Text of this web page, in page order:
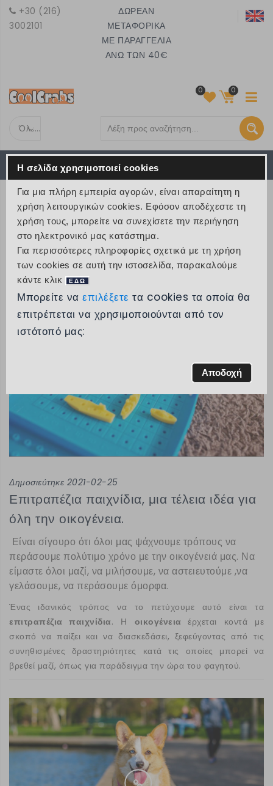
+30 (216)
3002101
ΔΩΡΕΑΝ
ΜΕΤΑΦΟΡΙΚΑ
ΜΕ ΠΑΡΑΓΓΕΛΙΑ
ΑΝΩ ΤΩΝ 40€
Όλες τις κατηγορίες
0 0
€ 0
MENU
Blog
HOME NEA ΟΛΑ TA NEA
Δημοσιεύτηκε 2021-02-25
Επιτραπέζια παιχνίδια, μια τέλεια ιδέα για
όλη την οικογένεια.
Είναι σίγουρο ότι όλοι μας ψάχνουμε τρόπους να
περάσουμε πολύτιμο χρόνο με την οικογένειά μας. Να
είμαστε όλοι μαζί, να μιλήσουμε, να αστειευτούμε ,να
γελάσουμε, να περάσουμε όμορφα.
Ένας ιδανικός τρόπος να το πετύχουμε αυτό είναι τα
επιτραπέζια παιχνίδια. Η οικογένειαέρχεται κοντά με
σκοπό να παίξει και να διασκεδάσει, ξεφεύγοντας από τις
συνηθισμένες δραστηριότητες κατά τις οποίες μπορεί να
βρεθεί μαζί, όπως για παράδειγμα την ώρα του φαγητού.
Η σελίδα χρησιμοποιεί cookies
Για μια πλήρη εμπειρία αγορών, είναι απαραίτητη η
χρήση λειτουργικών cookies. Εφόσον αποδέχεστε τη
χρήση τους, μπορείτε να συνεχίσετε την περιήγηση
στο ηλεκτρονικό μας κατάστημα.
Για περισσότερες πληροφορίες σχετικά με τη χρήση
των cookies σε αυτή την ιστοσελίδα, παρακαλούμε
κάντε κλικ
ΕΔΩ
Μπορείτε να επιλέξετετα cookies τα οποία θα
επιτρέπεται να χρησιμοποιούνται από τον
ιστότοπό μας:
Αποδοχή